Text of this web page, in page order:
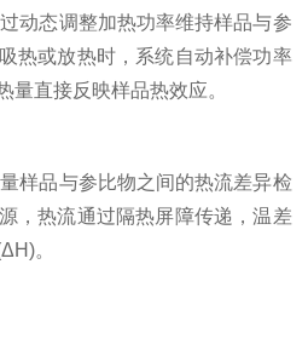
态调整加热功率维持样品与参
热或放热时，系统自动补偿功率
量直接反映样品热效应。
品与参比物之间的热流差异检
，热流通过隔热屏障传递，温差
。